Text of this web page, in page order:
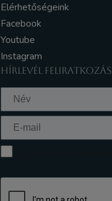
Elérhetőségeink
Facebook
Youtube
Instagram
HÍRLEVÉL FELIRATKOZÁS